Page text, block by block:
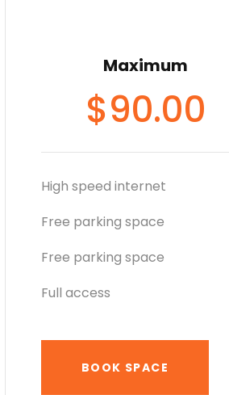
Maximum
$90.00
High speed internet
Free parking space
Free parking space
Full access
BOOK SPACE